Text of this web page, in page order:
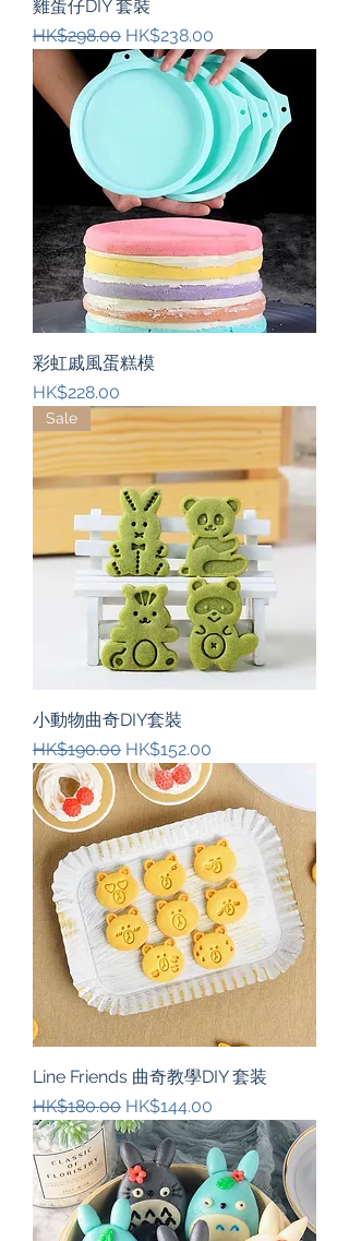
雞蛋仔DIY 套裝
一般價格
HK$298.00 促銷價格
HK$238.00
彩虹戚風蛋糕模
價格
HK$228.00
Sale
小動物曲奇DIY套裝
一般價格
HK$190.00 促銷價格
HK$152.00
Line Friends 曲奇教學DIY 套装
一般價格
HK$180.00 促銷價格
HK$144.00